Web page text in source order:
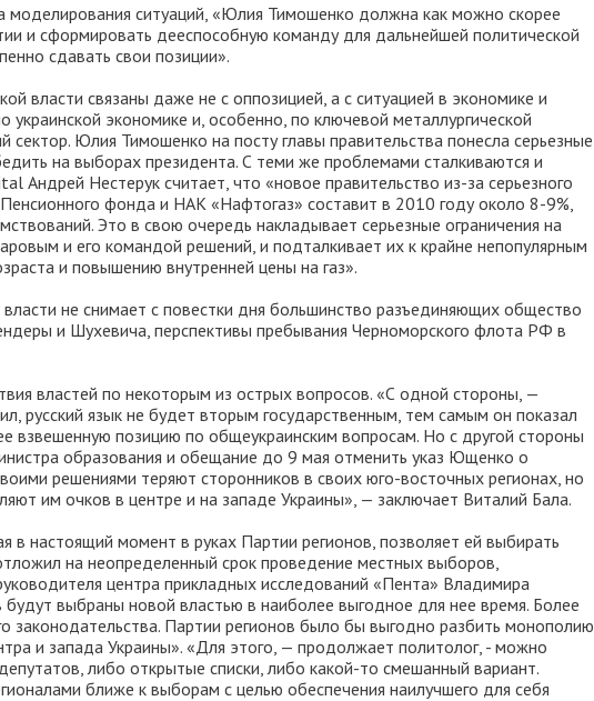
моделирования ситуаций, «Юлия Тимошенко должна как можно скорее
и сформировать дееспособную команду для дальнейшей политической
сдавать свои позиции».
власти связаны даже не с оппозицией, а с ситуацией в экономике и
экономике и, особенно, по ключевой металлургической
Юлия Тимошенко на посту главы правительства понесла серьезные
на выборах президента. С теми же проблемами сталкиваются и
Андрей Нестерук считает, что «новое правительство из-за серьезного
фонда и НАК «Нафтогаз» составит в 2010 году около 8-9%,
Это в свою очередь накладывает серьезные ограничения на
и его командой решений, и подталкивает их к крайне непопулярным
и повышению внутренней цены на газ».
не снимает с повестки дня большинство разъединяющих общество
и Шухевича, перспективы пребывания Черноморского флота РФ в
властей по некоторым из острых вопросов. «С одной стороны, —
русский язык не будет вторым государственным, тем самым он показал
взвешенную позицию по общеукраинским вопросам. Но с другой стороны
образования и обещание до 9 мая отменить указ Ющенко о
решениями теряют сторонников в своих юго-восточных регионах, но
им очков в центре и на западе Украины», — заключает Виталий Бала.
в настоящий момент в руках Партии регионов, позволяет ей выбирать
на неопределенный срок проведение местных выборов,
центра прикладных исследований «Пента» Владимира
выбраны новой властью в наиболее выгодное для нее время. Более
законодательства. Партии регионов было бы выгодно разбить монополию
и запада Украины». «Для этого, — продолжает политолог, - можно
либо открытые списки, либо какой-то смешанный вариант.
ближе к выборам с целью обеспечения наилучшего для себя